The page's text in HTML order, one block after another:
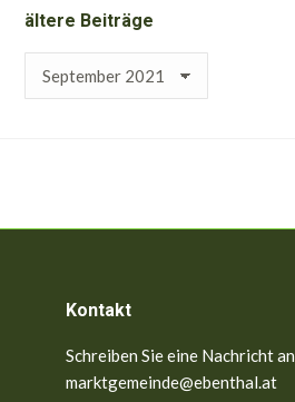
ältere Beiträge
Beiträge
Kontakt
Schreiben Sie eine Nachricht an
marktgemeinde@ebenthal.at